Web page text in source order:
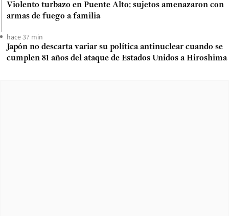
Violento turbazo en Puente Alto: sujetos amenazaron con
armas de fuego a familia
hace 37 min
Japón no descarta variar su política antinuclear cuando se
cumplen 81 años del ataque de Estados Unidos a Hiroshima